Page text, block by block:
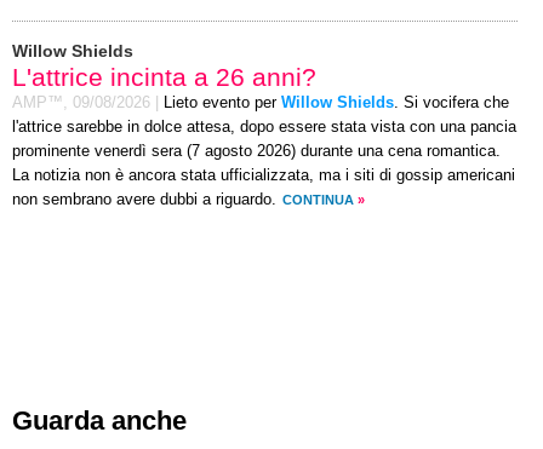
Willow Shields
L'attrice incinta a 26 anni?
AMP™, 09/08/2026 Lieto evento per Willow Shields. Si vocifera che
l'attrice sarebbe in dolce attesa, dopo essere stata vista con una pancia
prominente venerdì sera (7 agosto 2026) durante una cena romantica.
La notizia non è ancora stata ufficializzata, ma i siti di gossip americani
non sembrano avere dubbi a riguardo. CONTINUA »
Guarda anche